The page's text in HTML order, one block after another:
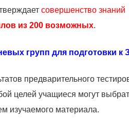
совершенство знаний
из 200 возможных.
групп для подготовки к
предварительного
целей учащиеся могут
изучаемого материала.